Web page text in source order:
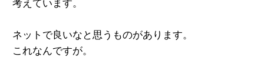
考えています。
ネットで良いなと思うものがあります。
これなんですが。